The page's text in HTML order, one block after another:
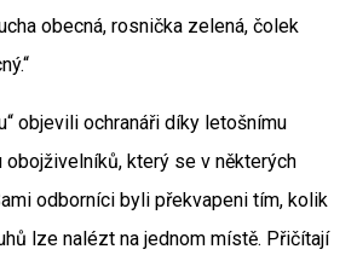
obecná, rosnička zelená, čolek
objevili ochranáři díky letošnímu
který se v některých
odborníci byli překvapeni tím, kolik
lze nalézt na jednom místě. Přičítají